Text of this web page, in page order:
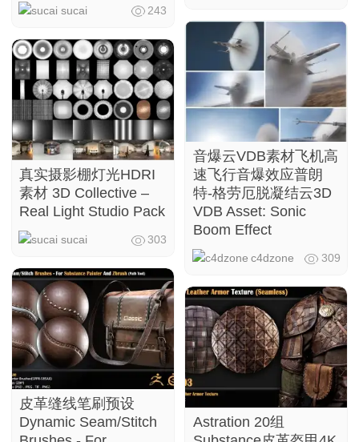
sucai 243
真实摄影棚灯光HDRI
素材 3D Collective –
Real Light Studio Pack
sucai 303
皮革缝线笔刷预设
Dynamic Seam/Stitch
音爆云VDB素材飞机高
速飞行音爆效应普朗
特-格劳厄脱凝结云3D
VDB Asset: Sonic
Boom Effect
c4dzone 309
Astration 20组